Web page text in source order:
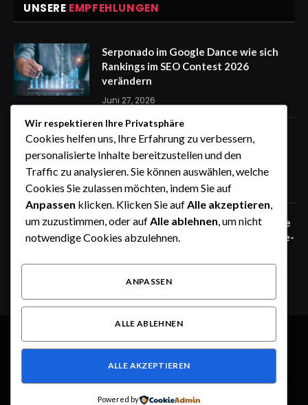
UNSERE EMPFEHLUNGEN
Serponado im Google Dance wie sich
Rankings im SEO Contest 2026
verändern
Juni 27, 2026
Zaunfelder von WIŚNIOWSKI –
professionelle Lösungen für sichere
Unternehmensgelände
Juni 25, 2026
Zaunfelder von WIŚNIOWSKI – robuste
Systemlösungen für moderne Industrie-
© 2026 Alle Rechte vorbehalten.Heute im Fokus
Haftung für Inhalte
Datenschutzerklärung
Wir respektieren Ihre Privatsphäre
Cookies helfen uns, Ihre Erfahrung zu verbessern,
personalisierte Inhalte bereitzustellen und den
Traffic zu analysieren. Sie können auswählen, welche
Cookies Sie zulassen möchten, indem Sie auf
Anpassen klicken. Klicken Sie aufAlle akzeptieren,
um zuzustimmen, oder aufAlle ablehnen, um nicht
notwendige Cookies abzulehnen.
ANPASSEN
ALLE ABLEHNEN
ALLE AKZEPTIEREN
Powered by